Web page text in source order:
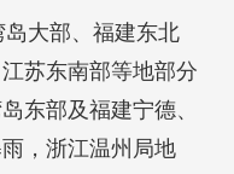
大部、福建东北
苏东南部等地部分
东部及福建宁德、
，浙江温州局地